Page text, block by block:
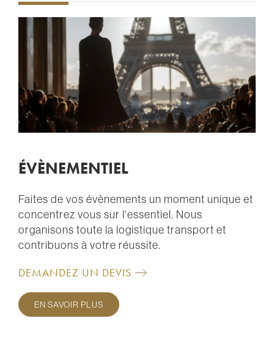
ÉVÈNEMENTIEL
Faites de vos évènements un moment unique et
concentrez vous sur l'essentiel. Nous
organisons toute la logistique transport et
contribuons à votre réussite.
DEMANDEZ UN DEVIS
EN SAVOIR PLUS